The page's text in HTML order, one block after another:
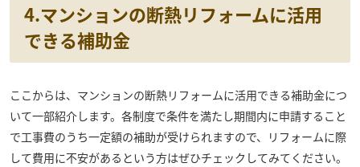
4.マンションの断熱リフォームに活用
できる補助金
ここからは、マンションの断熱リフォームに活用できる補助金につ
いて一部紹介します。各制度で条件を満たし期間内に申請すること
で工事費のうち一定額の補助が受けられますので、リフォームに際
して費用に不安があるという方はぜひチェックしてみてください。